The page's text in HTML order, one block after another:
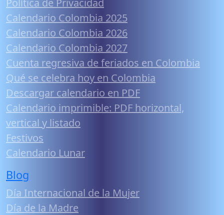
Calendario Colombia 2025
Calendario Colombia 2026
Calendario Colombia 2027
Cuenta regresiva de feriados en Colombia
Qué se celebra hoy en Colombia
Descargar calendario en PDF
Calendario imprimible: PDF horizontal,
vertical y listado
Festivos
Calendario Lunar
Blog
Día Internacional de la Mujer
Día de la Madre